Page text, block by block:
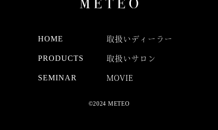
HOME
PRODUCTS
SEMINAR
取扱いディーラー
取扱いサロン
MOVIE
©2024 METEO